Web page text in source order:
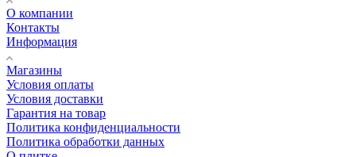
О компании
Контакты
Информация
Магазины
Условия оплаты
Условия доставки
Гарантия на товар
Политика конфиденциальности
Политика обработки данных